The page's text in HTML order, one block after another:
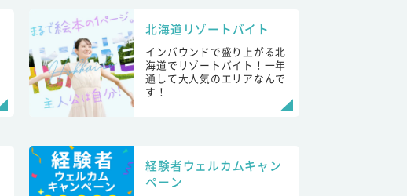
北海道リゾートバイト
インバウンドで盛り上がる北
海道でリゾートバイト！一年
通して大人気のエリアなんで
す！
経験者ウェルカムキャン
ペーン